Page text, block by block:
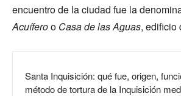
encuentro de la ciudad fue la
Acuíferoo Casa de las Aguas, edificio
Santa Inquisición: qué fue, origen,
método de tortura de la Inquisición